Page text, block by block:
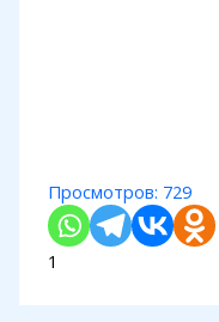
Просмотров: 729
1